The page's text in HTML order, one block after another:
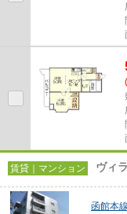
賃貸｜マンション ヴィ
函館本線